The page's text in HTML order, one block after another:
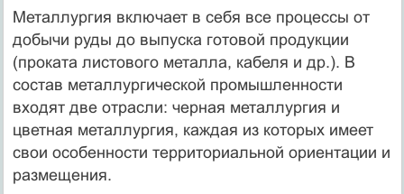
Металлургия включает в себя все процессы от
добычи руды до выпуска готовой продукции
(проката листового металла, кабеля и др.). В
состав металлургической промышленности
входят две отрасли: черная металлургия и
цветная металлургия, каждая из которых имеет
свои особенности территориальной ориентации и
размещения.